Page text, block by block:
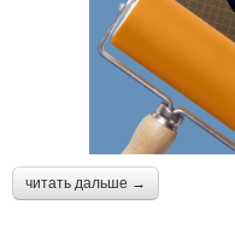
читать дальше →